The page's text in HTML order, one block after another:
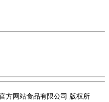
方网站食品有限公司 版权所